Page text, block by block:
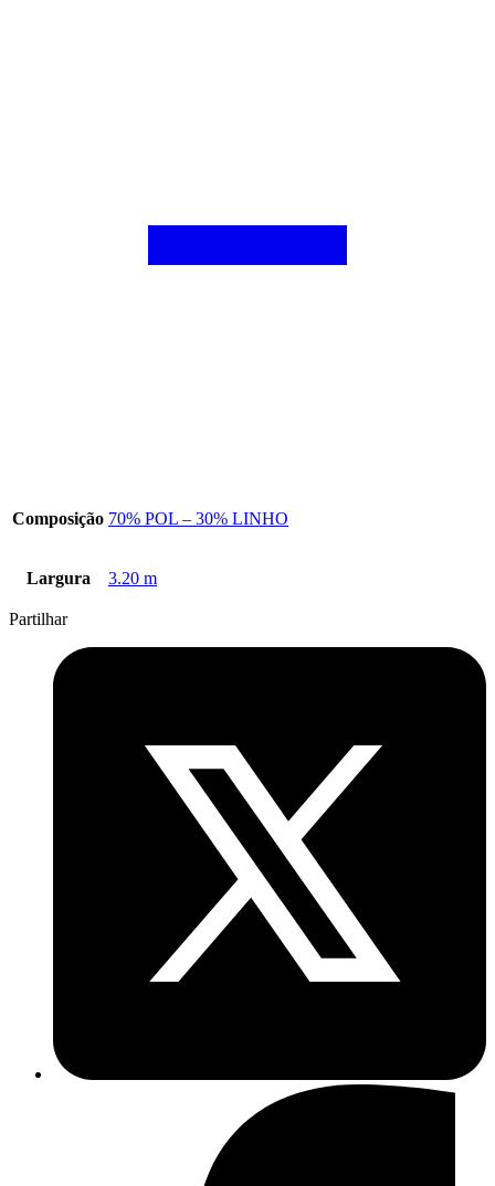
Composição 70% POL – 30% LINHO
Largura 3.20 m
Partilhar